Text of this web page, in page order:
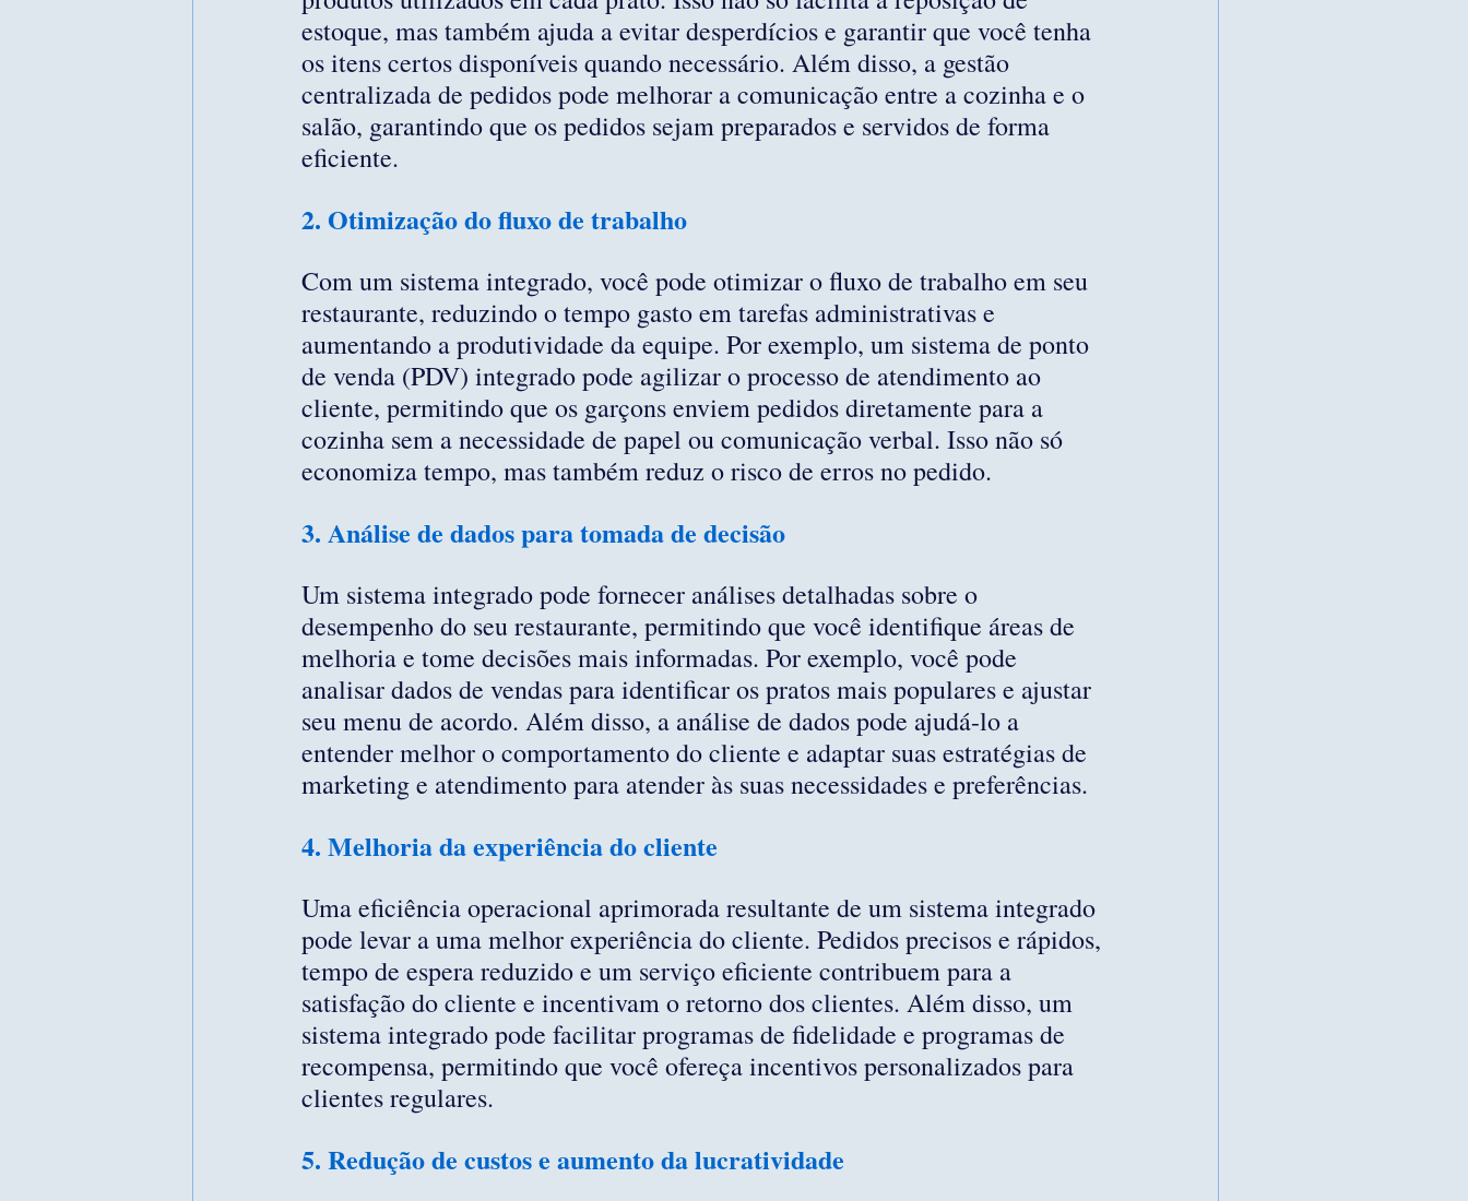
estoque, mas também ajuda a evitar desperdícios e garantir que você tenha
os itens certos disponíveis quando necessário. Além disso, a gestão
centralizada de pedidos pode melhorar a comunicação entre a cozinha e o
salão, garantindo que os pedidos sejam preparados e servidos de forma
eficiente.
2. Otimização do fluxo de trabalho
Com um sistema integrado, você pode otimizar o fluxo de trabalho em seu
restaurante, reduzindo o tempo gasto em tarefas administrativas e
aumentando a produtividade da equipe. Por exemplo, um sistema de ponto
de venda (PDV) integrado pode agilizar o processo de atendimento ao
cliente, permitindo que os garçons enviem pedidos diretamente para a
cozinha sem a necessidade de papel ou comunicação verbal. Isso não só
economiza tempo, mas também reduz o risco de erros no pedido.
3. Análise de dados para tomada de decisão
Um sistema integrado pode fornecer análises detalhadas sobre o
desempenho do seu restaurante, permitindo que você identifique áreas de
melhoria e tome decisões mais informadas. Por exemplo, você pode
analisar dados de vendas para identificar os pratos mais populares e ajustar
seu menu de acordo. Além disso, a análise de dados pode ajudá-lo a
entender melhor o comportamento do cliente e adaptar suas estratégias de
marketing e atendimento para atender às suas necessidades e preferências.
4. Melhoria da experiência do cliente
Uma eficiência operacional aprimorada resultante de um sistema integrado
pode levar a uma melhor experiência do cliente. Pedidos precisos e rápidos,
tempo de espera reduzido e um serviço eficiente contribuem para a
satisfação do cliente e incentivam o retorno dos clientes. Além disso, um
sistema integrado pode facilitar programas de fidelidade e programas de
recompensa, permitindo que você ofereça incentivos personalizados para
clientes regulares.
5. Redução de custos e aumento da lucratividade